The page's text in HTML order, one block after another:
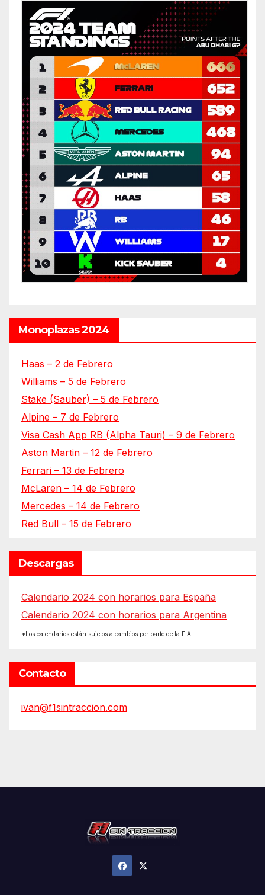
Monoplazas 2024
Haas – 2 de Febrero
Williams – 5 de Febrero
Stake (Sauber) – 5 de Febrero
Alpine – 7 de Febrero
Visa Cash App RB (Alpha Tauri) – 9 de Febrero
Aston Martin – 12 de Febrero
Ferrari – 13 de Febrero
McLaren – 14 de Febrero
Mercedes – 14 de Febrero
Red Bull – 15 de Febrero
Descargas
Calendario 2024 con horarios para España
Calendario 2024 con horarios para Argentina
*Los calendarios están sujetos a cambios por parte de la FIA.
Contacto
ivan@f1sintraccion.com